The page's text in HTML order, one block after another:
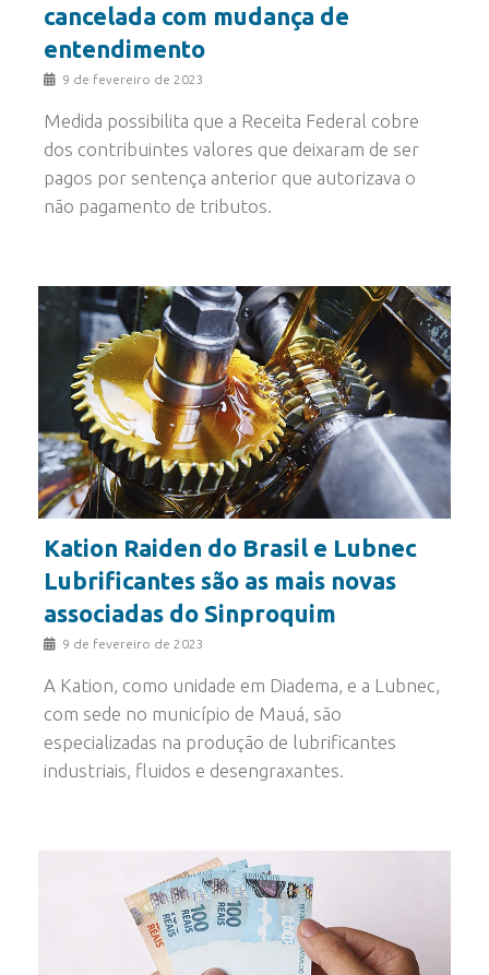
cancelada com mudança de
entendimento
9 de fevereiro de 2023
Medida possibilita que a Receita Federal cobre
dos contribuintes valores que deixaram de ser
pagos por sentença anterior que autorizava o
não pagamento de tributos.
Kation Raiden do Brasil e Lubnec
Lubrificantes são as mais novas
associadas do Sinproquim
9 de fevereiro de 2023
A Kation, como unidade em Diadema, e a Lubnec,
com sede no município de Mauá, são
especializadas na produção de lubrificantes
industriais, fluidos e desengraxantes.